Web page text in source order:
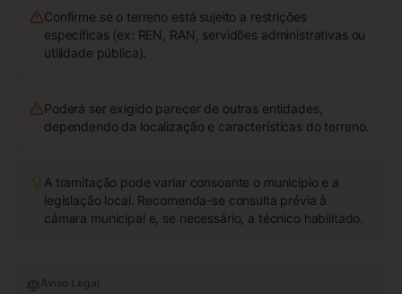
Confirme se o terreno está sujeito a restrições
específicas (ex: REN, RAN, servidões administrativas ou
utilidade pública).
Poderá ser exigido parecer de outras entidades,
dependendo da localização e características do terreno.
A tramitação pode variar consoante o município e a
legislação local. Recomenda-se consulta prévia à
câmara municipal e, se necessário, a técnico habilitado.
Aviso Legal